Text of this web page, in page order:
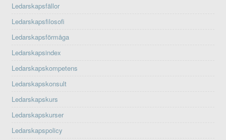
Ledarskapsfällor
Ledarskapsfilosofi
Ledarskapsförmåga
Ledarskapsindex
Ledarskapskompetens
Ledarskapskonsult
Ledarskapskurs
Ledarskapskurser
Ledarskapspolicy